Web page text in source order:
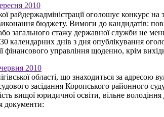
2010
райдержадміністрації оголошує конкурс
бюджету. Вимоги до кандидатів:
загального стажу державної служби не
календарних днів з дня опублікування
фінансового управління щоденно, крім
2010
області, що знаходиться за адресою
засідання Коропського районного
вищої юридичної освіти, вільне
документи: